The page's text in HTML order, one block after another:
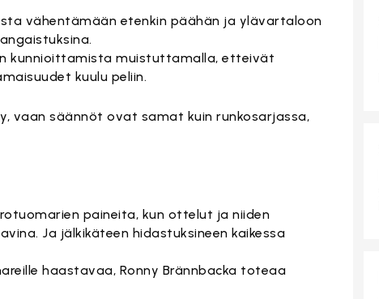
vähentämään etenkin päähän ja ylävartaloon
kunnioittamista muistuttamalla, etteivät
kuulu peliin.
vaan säännöt ovat samat kuin runkosarjassa,
paineita, kun ottelut ja niiden
Ja jälkikäteen hidastuksineen kaikessa
haastavaa, Ronny Brännbacka toteaa